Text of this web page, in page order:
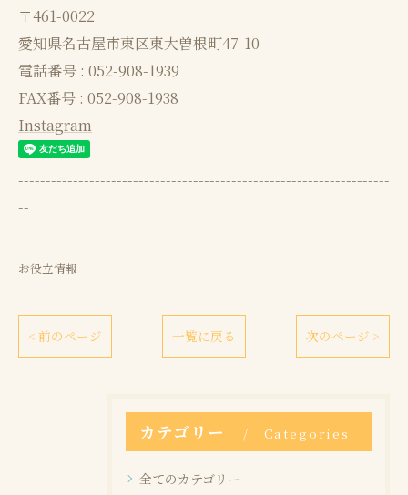
〒461-0022
愛知県名古屋市東区東大曽根町47-10
電話番号 : 052-908-1939
FAX番号 : 052-908-1938
Instagram
--------------------------------------------------------------------
--
お役立情報
< 前のページ 一覧に戻る 次のページ >
カテゴリー Categories
全てのカテゴリー